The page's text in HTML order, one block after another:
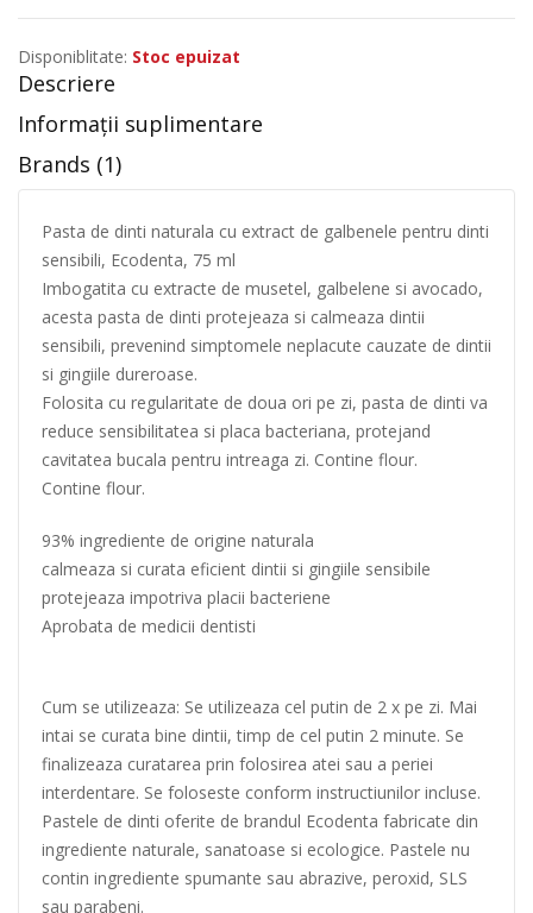
Disponiblitate: Stoc epuizat
Descriere
Informații suplimentare
Brands (1)
Pasta de dinti naturala cu extract de galbenele pentru dinti
sensibili, Ecodenta, 75 ml
Imbogatita cu extracte de musetel, galbelene si avocado,
acesta pasta de dinti protejeaza si calmeaza dintii
sensibili, prevenind simptomele neplacute cauzate de dintii
si gingiile dureroase.
Folosita cu regularitate de doua ori pe zi, pasta de dinti va
reduce sensibilitatea si placa bacteriana, protejand
cavitatea bucala pentru intreaga zi. Contine flour.
Contine flour.
93% ingrediente de origine naturala
calmeaza si curata eficient dintii si gingiile sensibile
protejeaza impotriva placii bacteriene
Aprobata de medicii dentisti
Cum se utilizeaza: Se utilizeaza cel putin de 2 x pe zi. Mai
intai se curata bine dintii, timp de cel putin 2 minute. Se
finalizeaza curatarea prin folosirea atei sau a periei
interdentare. Se foloseste conform instructiunilor incluse.
Pastele de dinti oferite de brandul Ecodenta fabricate din
ingrediente naturale, sanatoase si ecologice. Pastele nu
contin ingrediente spumante sau abrazive, peroxid, SLS
sau parabeni.